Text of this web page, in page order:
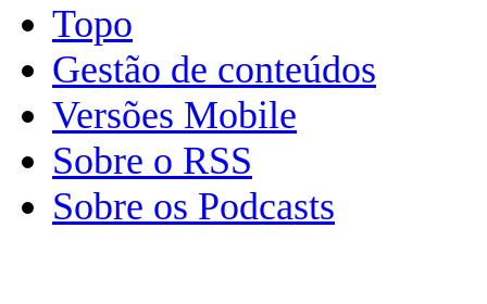
Topo
Gestão de conteúdos
Versões Mobile
Sobre o RSS
Sobre os Podcasts